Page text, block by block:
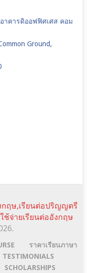
าคารดิออฟฟิศเศส คอม
Ground,
ฤษ,เรียนต่อปริญญตรี
จ่ายเรียนต่ออังกฤษ
ราคาเรียนภาษา
TESTIMONIALS
SCHOLARSHIPS